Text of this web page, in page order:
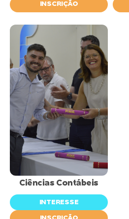
INSCRIÇÃO
inscrições
abertas
Ciências Contábeis
INTERESSE